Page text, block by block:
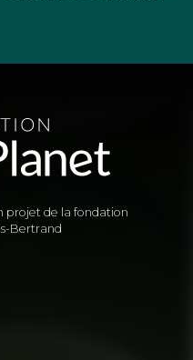
projet de la fondation
Bertrand